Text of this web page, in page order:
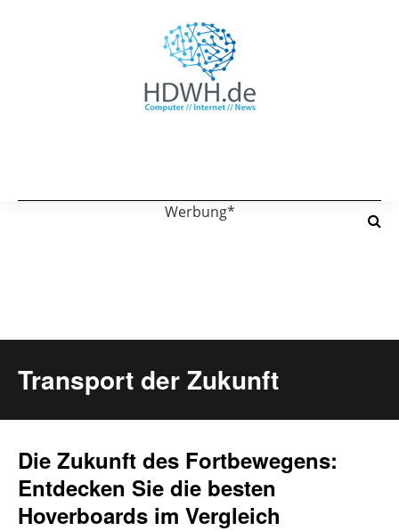
Werbung*
Transport der Zukunft
Die Zukunft des Fortbewegens:
Entdecken Sie die besten
Hoverboards im Vergleich